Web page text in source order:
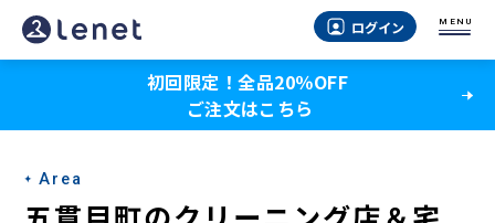
五
貫
町
の
ログイン MENU
初回限定！全品20％OFF
ご注文はこちら
Area